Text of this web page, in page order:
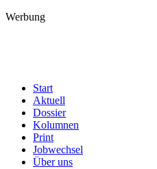
Werbung
Start
Aktuell
Dossier
Kolumnen
Print
Jobwechsel
Über uns